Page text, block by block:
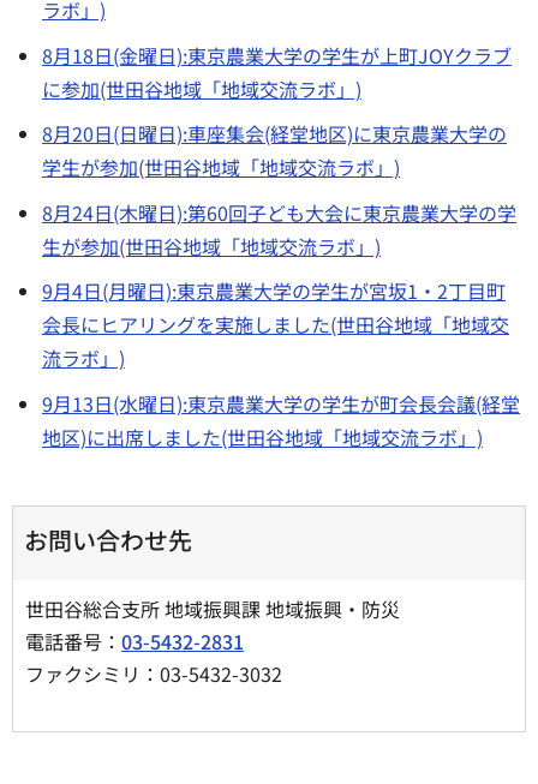
ラボ」)
8月18日(金曜日):東京農業大学の学生が上町JOYクラブ
に参加(世田谷地域「地域交流ラボ」)
8月20日(日曜日):車座集会(経堂地区)に東京農業大学の
学生が参加(世田谷地域「地域交流ラボ」)
8月24日(木曜日):第60回子ども大会に東京農業大学の学
生が参加(世田谷地域「地域交流ラボ」)
9月4日(月曜日):東京農業大学の学生が宮坂1・2丁目町
会長にヒアリングを実施しました(世田谷地域「地域交
流ラボ」)
9月13日(水曜日):東京農業大学の学生が町会長会議(経堂
地区)に出席しました(世田谷地域「地域交流ラボ」)
お問い合わせ先
世田谷総合支所 地域振興課 地域振興・防災
電話番号： 03-5432-2831
ファクシミリ：03-5432-3032